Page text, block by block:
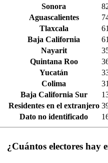
Sonora
Aguascalientes
Tlaxcala
61
Baja California
61
Nayarit
Quintana Roo
Yucatán
Colima
31
Baja California Sur
Residentes en el extranjero
Dato no identificado
¿Cuántos electores hay